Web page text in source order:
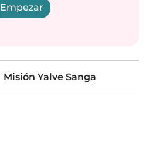
Empezar
Misión Yalve Sanga